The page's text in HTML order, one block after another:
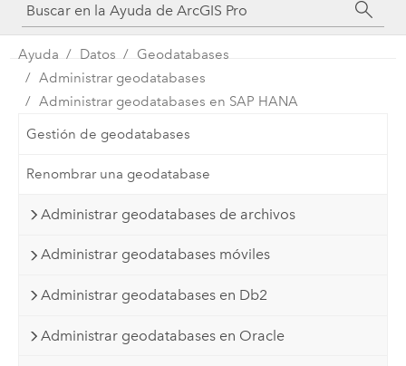
Ayuda Datos
Geodatabases
Administrar geodatabases
Administrar geodatabases en SAP HANA
Gestión de geodatabases
Renombrar una geodatabase
Administrar geodatabases de archivos
Administrar geodatabases móviles
Administrar geodatabases en Db2
Administrar geodatabases en Oracle